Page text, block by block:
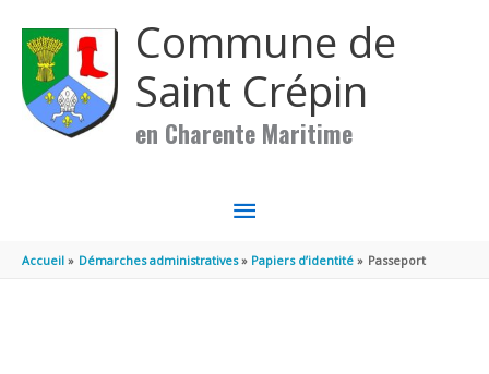
Commune de
Saint Crépin
en Charente Maritime
MENU
PRINCIPAL
Accueil Démarches administratives Papiers d’identité Passeport